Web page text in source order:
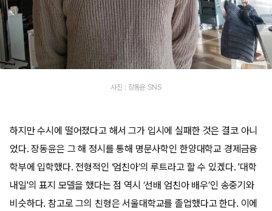
사진 : 장동윤 SNS
하지만 수시에 떨어졌다고 해서 그가 입시에 실패한 것은 결코 아니
었다. 장동윤은 그 해 정시를 통해 명문사학인 한양대학교 경제금융
학부에 입학했다. 전형적인 ‘엄친아’의 루트라고 할 수 있겠다. '대학
내일'의 표지 모델을 했다는 점 역시 ‘선배 엄친아 배우’인 송중기와
비슷하다. 참고로 그의 친형은 서울대학교를 졸업했다고 한다. 이에